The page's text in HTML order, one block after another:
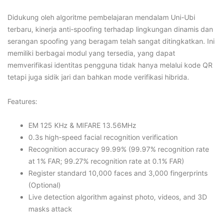
Didukung oleh algoritme pembelajaran mendalam Uni-Ubi
terbaru, kinerja anti-spoofing terhadap lingkungan dinamis dan
serangan spoofing yang beragam telah sangat ditingkatkan. Ini
memiliki berbagai modul yang tersedia, yang dapat
memverifikasi identitas pengguna tidak hanya melalui kode QR
tetapi juga sidik jari dan bahkan mode verifikasi hibrida.
Features:
EM 125 KHz & MIFARE 13.56MHz
0.3s high-speed facial recognition verification
Recognition accuracy 99.99% (99.97% recognition rate
at 1% FAR; 99.27% recognition rate at 0.1% FAR)
Register standard 10,000 faces and 3,000 fingerprints
(Optional)
Live detection algorithm against photo, videos, and 3D
masks attack